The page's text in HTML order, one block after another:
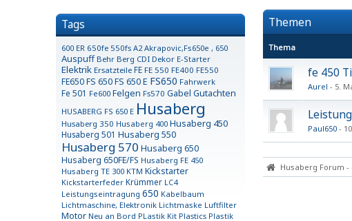
Tags
600 ER 650fe 550fs A2 Akrapovic,Fs650e , 650
Auspuff Behr Berg CDI Dekor E-Starter
Elektrik Ersatzteile FE FE 550 FE400 FE550
FE650 FS 650 FS 650 E FS650 Fahrwerk
Fe 501 Fe600 Felgen Fs570 Gabel Gutachten
HUSABERG FS 650 E Husaberg
Husaberg 350 Husaberg 400 Husaberg 450
Husaberg 501 Husaberg 550
Husaberg 570 Husaberg 650
Husaberg 650FE/FS Husaberg FE 450
Husaberg TE 300 KTM Kickstarter
Kickstarterfeder Krümmer LC4
Leistungseintragung 650 Kabelbaum
Lichtmaschine, Elektronik Lichtmaske Luftfilter
Motor Neu an Bord PLastik Kit Plastics Plastik
Themen
Thema
fe 450
Aurel 5.
Paul650
Husaberg Forum -